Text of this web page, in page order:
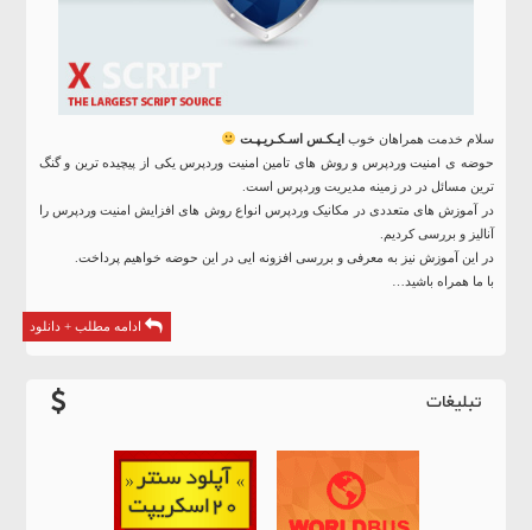
سلام خدمت همراهان خوب ایـکـس اسـکـریـپـت
حوضه ی امنیت وردپرس و روش های تامین امنیت وردپرس یکی از پیچیده ترین و گنگ
ترین مسائل در در زمینه مدیریت وردپرس است.
در آموزش های متعددی در مکانیک وردپرس انواع روش های افزایش امنیت وردپرس را
آنالیز و بررسی کردیم.
در این آموزش نیز به معرفی و بررسی افزونه ایی در این حوضه خواهیم پرداخت.
با ما همراه باشید…
ادامه مطلب + دانلود
تبلیغات